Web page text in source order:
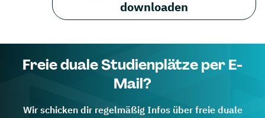
downloaden
Freie duale Studienplätze per E-
Mail?
Wir schicken dir regelmäßig Infos über freie duale